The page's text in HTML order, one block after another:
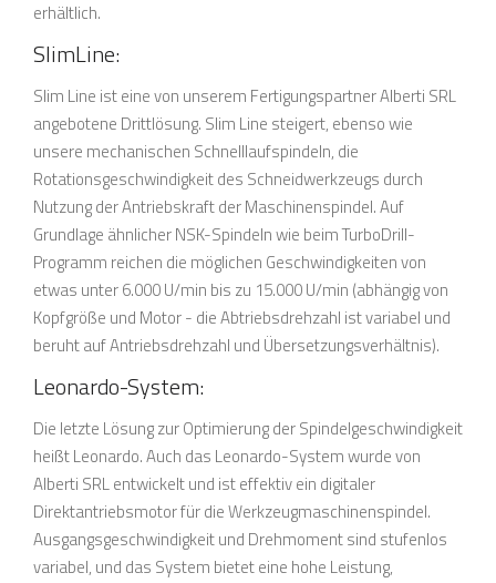
erhältlich.
SlimLine:
Slim Line ist eine von unserem Fertigungspartner Alberti SRL
angebotene Drittlösung. Slim Line steigert, ebenso wie
unsere mechanischen Schnelllaufspindeln, die
Rotationsgeschwindigkeit des Schneidwerkzeugs durch
Nutzung der Antriebskraft der Maschinenspindel. Auf
Grundlage ähnlicher NSK-Spindeln wie beim TurboDrill-
Programm reichen die möglichen Geschwindigkeiten von
etwas unter 6.000 U/min bis zu 15.000 U/min (abhängig von
Kopfgröße und Motor - die Abtriebsdrehzahl ist variabel und
beruht auf Antriebsdrehzahl und Übersetzungsverhältnis).
Leonardo-System:
Die letzte Lösung zur Optimierung der Spindelgeschwindigkeit
heißt Leonardo. Auch das Leonardo-System wurde von
Alberti SRL entwickelt und ist effektiv ein digitaler
Direktantriebsmotor für die Werkzeugmaschinenspindel.
Ausgangsgeschwindigkeit und Drehmoment sind stufenlos
variabel, und das System bietet eine hohe Leistung,